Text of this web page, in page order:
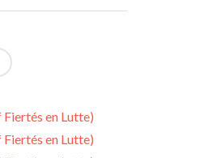
en Lutte)
en Lutte)